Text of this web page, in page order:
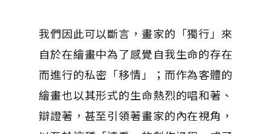
我們因此可以斷言，畫家的「獨行」來
自於在繪畫中為了感覺自我生命的存在
而進行的私密「移情」；而作為客體的
繪畫也以其形式的生命熱烈的唱和著、
辯證著，甚至引領著畫家的內在視角，